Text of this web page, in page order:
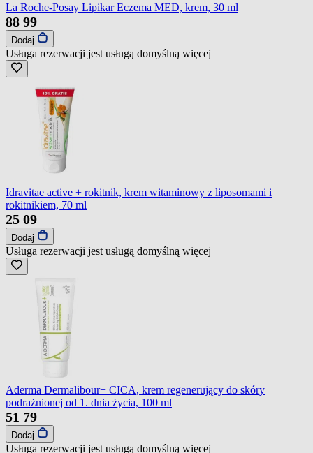
La Roche-Posay Lipikar Eczema MED, krem, 30 ml
88 99
Dodaj
Usługa rezerwacji jest usługą domyślną więcej
Idravitae active + rokitnik, krem witaminowy z liposomami i
rokitnikiem, 70 ml
25 09
Dodaj
Usługa rezerwacji jest usługą domyślną więcej
Aderma Dermalibour+ CICA, krem regenerujący do skóry
podrażnionej od 1. dnia życia, 100 ml
51 79
Dodaj
Usługa rezerwacji jest usługą domyślną więcej